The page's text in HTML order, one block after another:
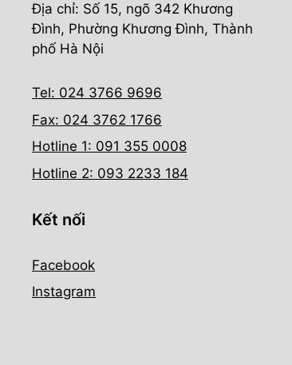
Địa chỉ: Số 15, ngõ 342 Khương
Đình, Phường Khương Đình, Thành
phố Hà Nội
Tel: 024 3766 9696
Fax: 024 3762 1766
Hotline 1: 091 355 0008
Hotline 2: 093 2233 184
Kết nối
Facebook
Instagram